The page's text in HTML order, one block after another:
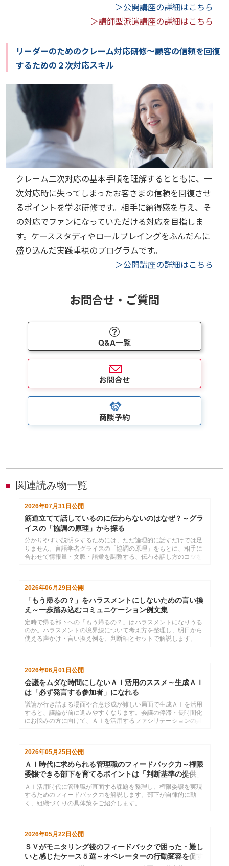
＞公開講座の詳細はこちら
＞講師型派遣講座の詳細はこちら
リーダーのためのクレーム対応研修～顧客の信頼を回復
するための２次対応スキル
クレーム二次対応の基本手順を理解するとともに、一
次対応時に失ってしまったお客さまの信頼を回復させ
るポイントを学ぶ研修です。相手に納得感を与え、そ
の対応でファンになっていただける対応を目指しま
す。ケーススタディやロールプレイングをふんだんに
盛り込んだ実践重視のプログラムです。
＞公開講座の詳細はこちら
お問合せ・ご質問
Q&A一覧
お問合せ
商談予約
■ 関連読み物一覧
2026年07月31日公開
筋道立てて話しているのに伝わらないのはなぜ？～グラ
イスの「協調の原理」から探る
分かりやすい説明をするためには、ただ論理的に話すだけでは足
りません。言語学者グライスの「協調の原理」をもとに、相手に
合わせて情報量・文脈・語彙を調整する、伝わる話し方のコツを
2026年06月29日 公開
「もう帰るの？」をハラスメントにしないための言い換
え～一歩踏み込むコミュニケーション例文集
定時で帰る部下への「もう帰るの？」はハラスメントになりうる
のか。ハラスメントの境界線について考え方を整理し、明日から
使える声かけ・言い換え例を、判断軸とセットで解説します。
2026年06月01日公開
会議をムダな時間にしないＡＩ活用のススメ～生成ＡＩ
は「必ず発言する参加者」になれる
議論が行き詰まる場面や合意形成が難しい局面で生成ＡＩを活用
すると、議論が前に進みやすくなります。会議の停滞・長時間化
にお悩みの方に向けて、ＡＩを活用するファシリテーションの具
2026年05月25日 公開
ＡＩ時代に求められる管理職のフィードバック力～権限
委譲できる部下を育てるポイントは「判断基準の提供」
ＡＩ活用時代に管理職が直面する課題を整理し、権限委譲を実現
するためのフィードバック力を解説します。部下が自律的に動
く、組織づくりの具体策をご紹介します。
2026年05月22日 公開
ＳＶがモニタリング後のフィードバックで困った・難し
いと感じたケース５選～オペレーターの行動変容を促す